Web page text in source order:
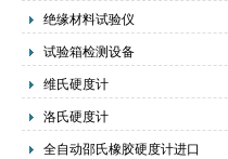
绝缘材料试验仪
试验箱检测设备
维氏硬度计
洛氏硬度计
全自动邵氏橡胶硬度计进口